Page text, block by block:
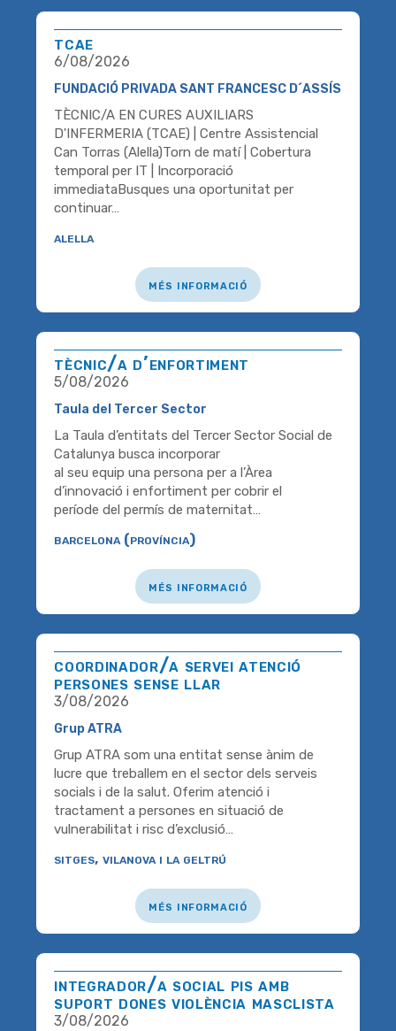
tcae
6/08/2026
FUNDACIÓ PRIVADA SANT FRANCESC D´ASSÍS
TÈCNIC/A EN CURES AUXILIARS
D'INFERMERIA (TCAE) | Centre Assistencial
Can Torras (Alella)Torn de matí | Cobertura
temporal per IT | Incorporació
immediataBusques una oportunitat per
continuar…
alella
més informació
tècnic/a d’enfortiment
5/08/2026
Taula del Tercer Sector
La Taula d’entitats del Tercer Sector Social de
Catalunya busca incorporar
al seu equip una persona per a l’Àrea
d’innovació i enfortiment per cobrir el
període del permís de maternitat…
barcelona (província)
més informació
coordinador/a servei atenció
persones sense llar
3/08/2026
Grup ATRA
Grup ATRA som una entitat sense ànim de
lucre que treballem en el sector dels serveis
socials i de la salut. Oferim atenció i
tractament a persones en situació de
vulnerabilitat i risc d’exclusió…
sitges, vilanova i la geltrú
més informació
integrador/a social pis amb
suport dones violència masclista
3/08/2026